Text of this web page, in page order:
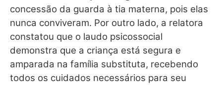
concessão da guarda à tia materna, pois elas
nunca conviveram. Por outro lado, a relatora
constatou que o laudo psicossocial
demonstra que a criança está segura e
amparada na família substituta, recebendo
todos os cuidados necessários para seu